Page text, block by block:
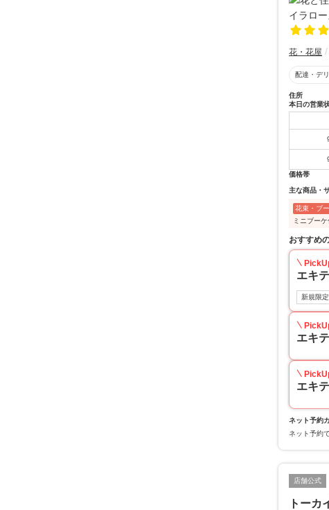
花・花屋
配達・デ
住所
本日の営業
価格帯
主な商品・
花束・ブ
ミニブーケ
おすすめ
エキ
新規限定
エキ
エキ
ネット予約
ネット予約
店舗公式
トーカ